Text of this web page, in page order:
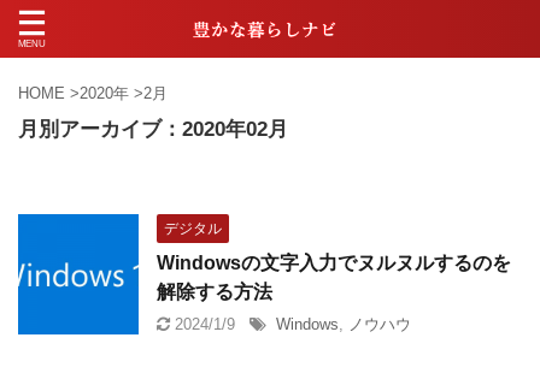
HOME >2020年 >2月
月別アーカイブ：2020年02月
デジタル
Windowsの文字入力でヌルヌルするのを
解除する方法
2024/1/9 Windows, ノウハウ